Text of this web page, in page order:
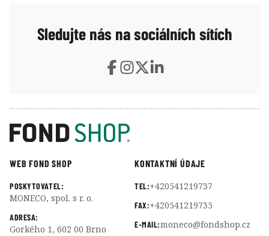
Sledujte nás na sociálních sítích
WEB FOND SHOP
POSKYTOVATEL:
MONECO, spol. s r. o.
ADRESA:
Gorkého 1, 602 00 Brno
KONTAKTNÍ ÚDAJE
TEL:+420541219737
FAX:+420541219735
E-MAIL:moneco@fondshop.cz